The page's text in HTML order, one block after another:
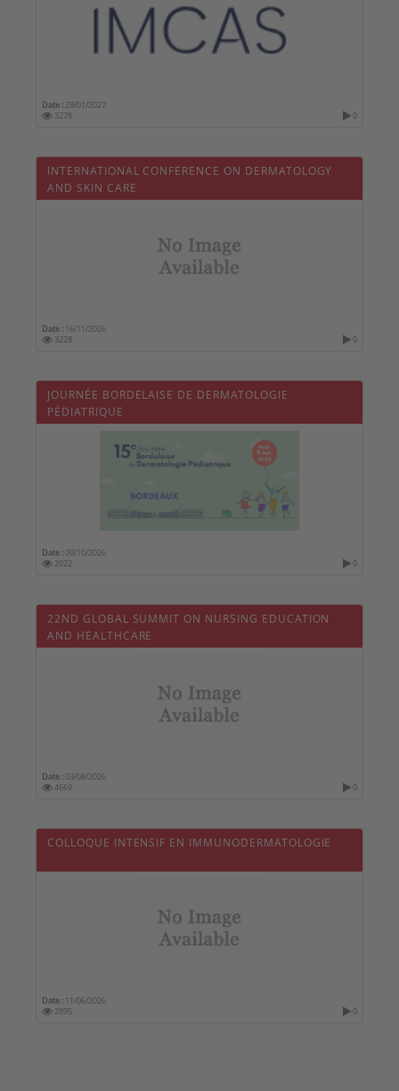
Date : 28/01/2027
3278
0
INTERNATIONAL CONFERENCE ON DERMATOLOGY
AND SKIN CARE
Date : 16/11/2026
3228
0
JOURNÉE BORDELAISE DE DERMATOLOGIE
PÉDIATRIQUE
Date :09/10/2026
2022
0
22ND GLOBAL SUMMIT ON NURSING EDUCATION
AND HEALTHCARE
Date :03/08/2026
4669
0
COLLOQUE INTENSIF EN IMMUNODERMATOLOGIE
Date : 11/06/2026
2895
0